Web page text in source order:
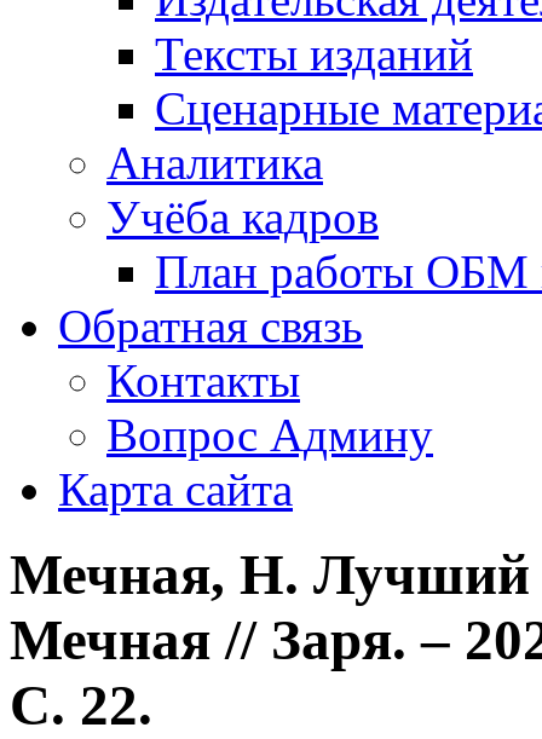
Тексты изданий
Сценарные
Аналитика
Учёба кадров
План работы ОБМ
Обратная связь
Контакты
Вопрос Админу
Карта сайта
Мечная, Н. Лучший
Мечная // Заря. –
С. 22.